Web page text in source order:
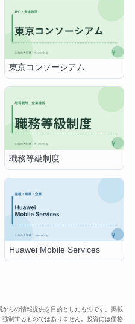
東京コンソーシアム
職務等級制度
Huawei Mobile Services
らの情報提供を目的としたものです。掲載
制するものではありません。投資には価格